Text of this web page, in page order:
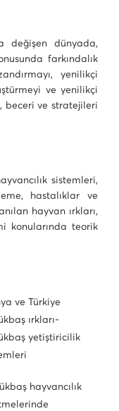
değişen dünyada,
farkındalık
yenilikçi
ve yenilikçi
beceri ve stratejileri
sistemleri,
hastalıklar ve
hayvan ırkları,
konularında teorik
ve Türkiye
ırkları-
yetiştiricilik
hayvancılık